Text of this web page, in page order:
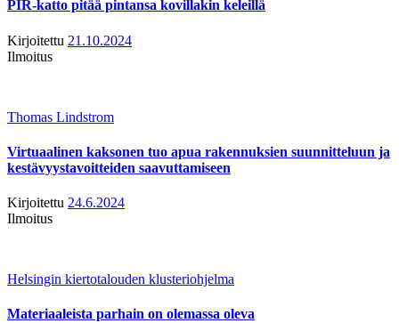
PIR-katto pitää pintansa kovillakin keleillä
Kirjoitettu 21.10.2024
Ilmoitus
Thomas Lindstrom
Virtuaalinen kaksonen tuo apua rakennuksien suunnitteluun ja
kestävyystavoitteiden saavuttamiseen
Kirjoitettu 24.6.2024
Ilmoitus
Helsingin kiertotalouden klusteriohjelma
Materiaaleista parhain on olemassa oleva